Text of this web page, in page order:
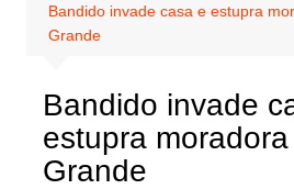
Bandido invade casa e estupra
Grande
Bandido invade
estupra
Grande